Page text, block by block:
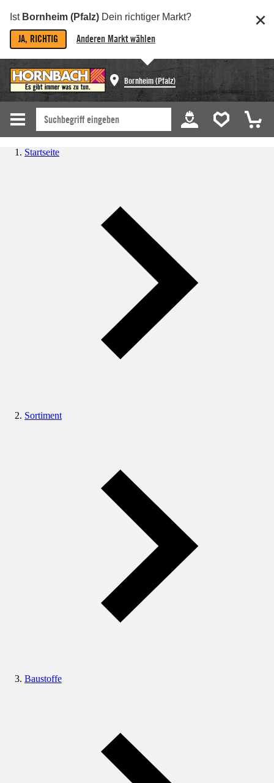
Ist Bornheim (Pfalz) Dein richtiger Markt?
JA, RICHTIG Anderen Markt wählen
Bornheim (Pfalz)
Startseite
Sortiment
Baustoffe